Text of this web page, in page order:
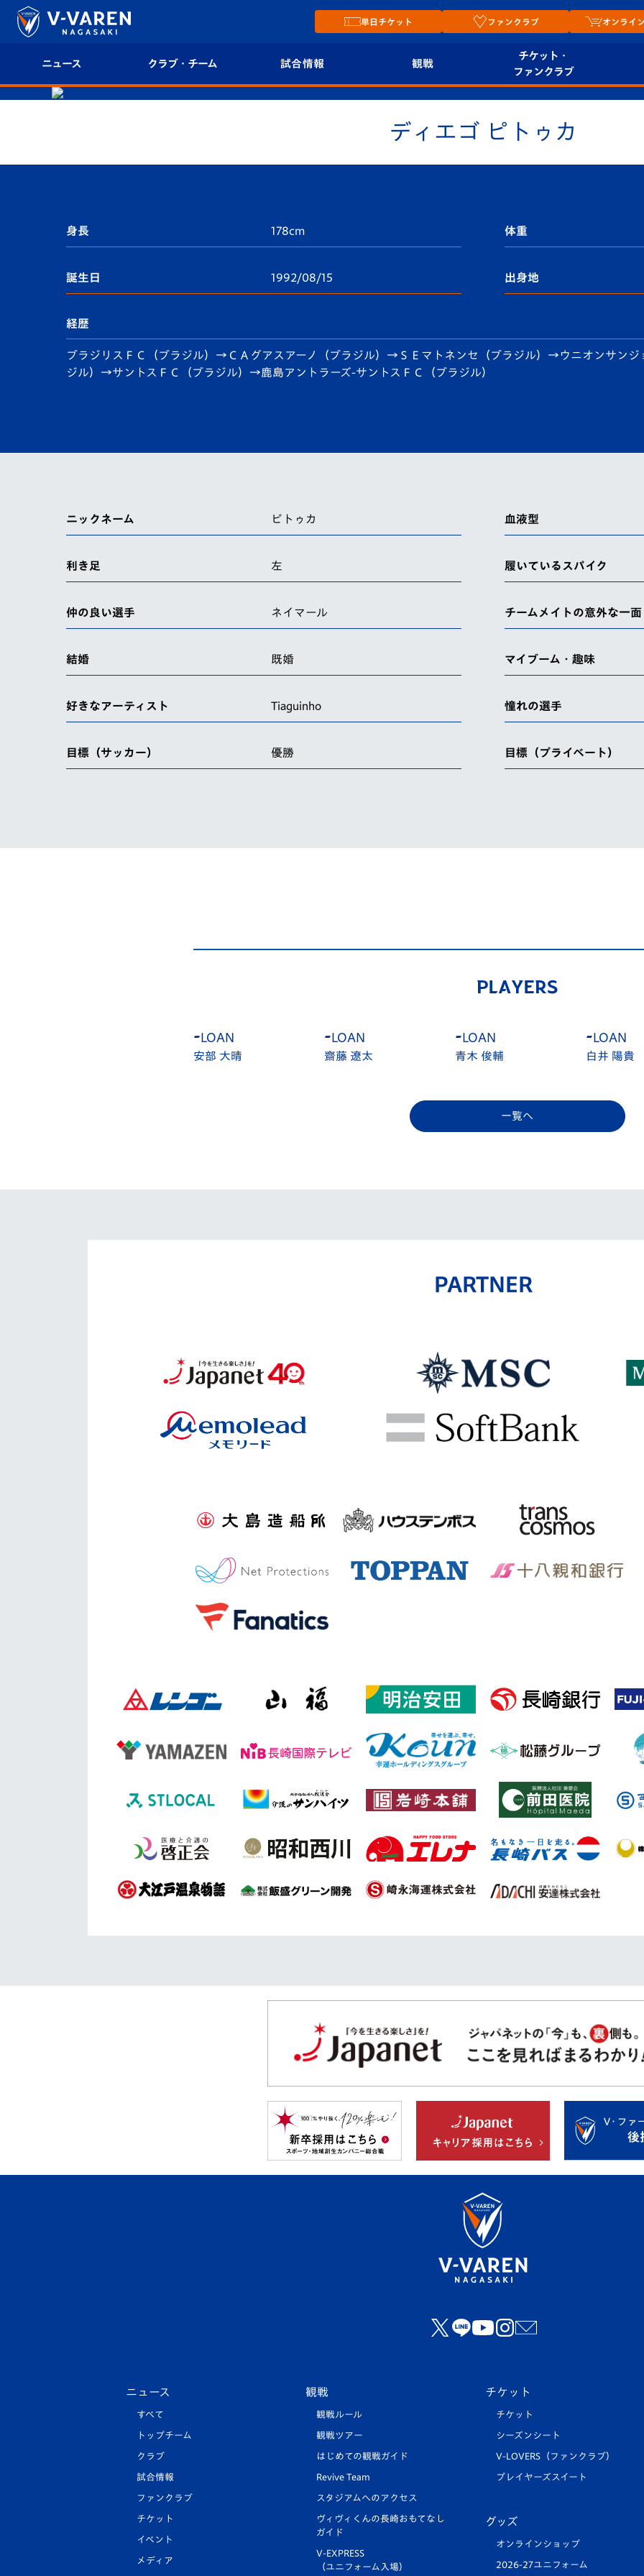
単日チケット ファンクラブ オンライン
ニュース
すべて
ファンクラブ
クラブ・チーム
クラブプロフィール
選手プロフィール
チームスケジュール
ホームタウン活動
試合情報
試合日程/結果
フォトギャラリー
スタジアムグルメ
観戦
観戦ルール
はじめての観戦ガイ
おもてなしガイド
チケット・
ファンクラブ
チケット
シーズンシート
クラブ）
オン
ディエゴ ピトゥカ
身長 178cm 体重
誕生日 1992/08/15 出身地
経歴
ブラジリスＦＣ（ブラジル）→ＣＡグアスアーノ（ブラジル）→ＳＥマトネンセ（ブラジル）→ウニオンサン
ジル）→サントスＦＣ（ブラジル）→鹿島アントラーズ-サントスＦＣ（ブラジル）
ニックネーム ピトゥカ 血液型
利き足 左 履いているスパイク
仲の良い選手 ネイマール チームメイトの意外な一面
結婚 既婚 マイブーム・趣味
好きなアーティスト Tiaguinho 憧れの選手
目標（サッカー） 優勝 目標（プライベート）
PLAYERS
-LOAN
齋藤 遼太
-LOAN
青木 俊輔
-LOAN
白井 陽貴
-LOAN
原田 岳
一覧へ
PARTNER
ニュース
すべて
トップチーム
クラブ
試合情報
ファンクラブ
チケット
イベント
メディア
観戦
観戦ルール
観戦ツアー
はじめての観戦ガイド
Revive Team
スタジアムへのアクセス
ヴィヴィくんの長崎おもてなし
ガイド
V-EXPRESS
（ユニフォーム入場）
チケット
チケット
シーズンシート
V-LOVERS（ファンクラブ）
プレイヤーズスイート
グッズ
オンラインショップ
2026-27ユニフォーム